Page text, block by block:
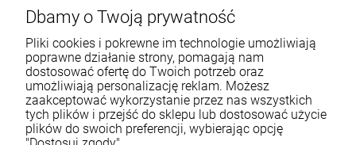
Sokoła 21 LU 2
722 335 445
biuro@oneloft.pl
Pomoc
Dbamy o Twoją prywatność
Pliki cookies i pokrewne im technologie umożliwiają
poprawne działanie strony, pomagają nam
dostosować ofertę do Twoich potrzeb oraz
umożliwiają personalizację reklam. Możesz
zaakceptować wykorzystanie przez nas wszystkich
tych plików i przejść do sklepu lub dostosować użycie
plików do swoich preferencji, wybierając opcję